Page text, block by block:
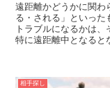
遠距離かどうかに関わ
る・される」といっ
トラブルになるかは、
特に遠距離中となると
相手探し